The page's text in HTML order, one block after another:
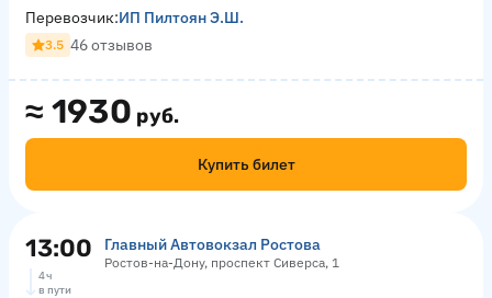
≈ 1930 руб.
Купить билет
Перевозчик:ИП Пилтоян Э.Ш.
3.5 46 отзывов
13:00 Главный Автовокзал Ростова
Ростов-на-Дону, проспект Сиверса, 1
4 ч
в пути